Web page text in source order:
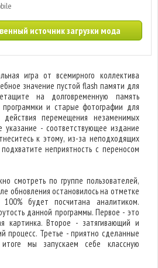
источник загрузки мода
игра от всемирного коллектива
значение пустой flash памяти для
на долговременную память
программки и старые фотографии для
действия перемещения незаменимых
указание - соответствующее издание
к этому, из-за неподходящих
неприятность с переносом
смотреть по группе пользователей,
обновления остановилось на отметке
будет посчитана аналитиком.
данной программы. Первое - это
картинка. Второе - затягивающий и
процесс. Третье - приятно сделанные
мы запускаем себе классную